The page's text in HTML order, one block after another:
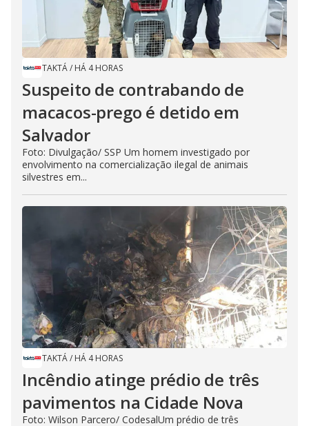
TAKTÁ/ HÁ 4 HORAS
Suspeito de contrabando de
macacos-prego é detido em
Salvador
Foto: Divulgação/ SSP Um homem investigado por
envolvimento na comercialização ilegal de animais
silvestres em...
TAKTÁ/ HÁ 4 HORAS
Incêndio atinge prédio de três
pavimentos na Cidade Nova
Foto: Wilson Parcero/ CodesalUm prédio de três